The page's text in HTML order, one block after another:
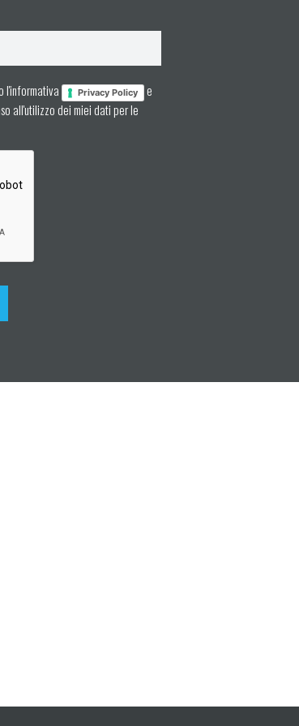
l'informativa Privacy Policy
e
all'utilizzo dei miei dati per le